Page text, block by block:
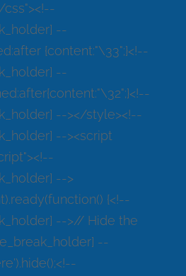
--
{content:"\33";}<!--
--
--></style><!--
--><script
-->
{<!--
-->// Hide the
--